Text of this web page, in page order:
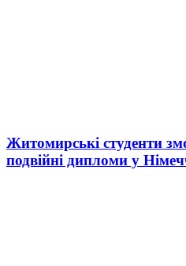
Житомирські студенти
подвійні дипломи у